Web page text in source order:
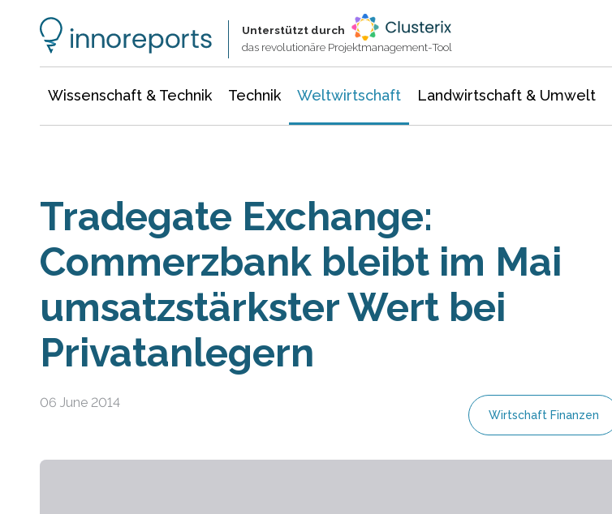
Unterstützt durch
das revolutionäre Projektmanagement-Tool
Wissenschaft & Technik Technik Weltwirtschaft Landwirtschaft & Umwelt
Tradegate Exchange:
Commerzbank bleibt im Mai
umsatzstärkster Wert bei
Privatanlegern
06 June 2014
Wirtschaft Finanzen